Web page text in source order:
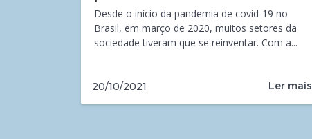
Desde o início da pandemia de covid-19 no
Brasil, em março de 2020, muitos setores da
sociedade tiveram que se reinventar. Com a...
20/10/2021 Ler mais